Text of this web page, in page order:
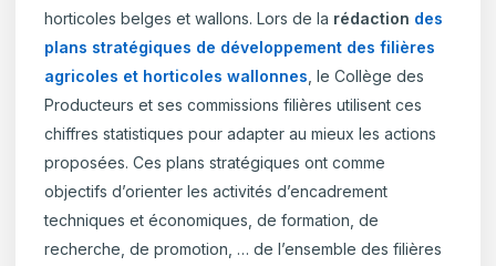
horticoles belges et wallons. Lors de la rédaction des
plans stratégiques de développement des filières
agricoles et horticoles wallonnes , le Collège des
Producteurs et ses commissions filières utilisent ces
chiffres statistiques pour adapter au mieux les actions
proposées. Ces plans stratégiques ont comme
objectifs d’orienter les activités d’encadrement
techniques et économiques, de formation, de
recherche, de promotion, … de l’ensemble des filières